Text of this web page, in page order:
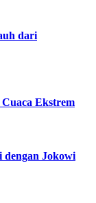
dari
Ekstrem
dengan Jokowi